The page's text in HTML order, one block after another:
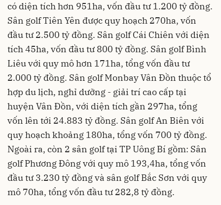
có diện tích hơn 951ha, vốn đầu tư 1.200 tỷ đồng.
Sân golf Tiên Yên được quy hoạch 270ha, vốn
đầu tư 2.500 tỷ đồng. Sân golf Cái Chiên với diện
tích 45ha, vốn đầu tư 800 tỷ đồng. Sân golf Bình
Liêu với quy mô hơn 171ha, tổng vốn đầu tư
2.000 tỷ đồng. Sân golf Monbay Vân Đồn thuộc tổ
hợp du lịch, nghỉ dưỡng - giải trí cao cấp tại
huyện Vân Đồn, với diện tích gần 297ha, tổng
vốn lên tới 24.883 tỷ đồng. Sân golf An Biên với
quy hoạch khoảng 180ha, tổng vốn 700 tỷ đồng.
Ngoài ra, còn 2 sân golf tại TP Uông Bí gồm: Sân
golf Phương Đông với quy mô 193,4ha, tổng vốn
đầu tư 3.230 tỷ đồng và sân golf Bắc Sơn với quy
mô 70ha, tổng vốn đầu tư 282,8 tỷ đồng.